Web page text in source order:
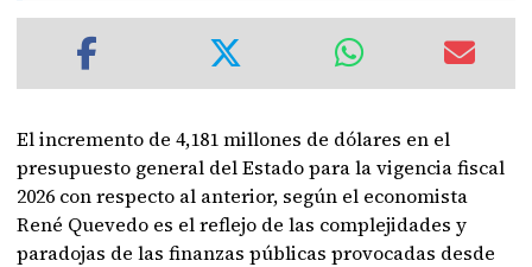
El incremento de 4,181 millones de dólares en el
presupuesto general del Estado para la vigencia fiscal
2026 con respecto al anterior, según el economista
René Quevedo es el reflejo de las complejidades y
paradojas de las finanzas públicas provocadas desde